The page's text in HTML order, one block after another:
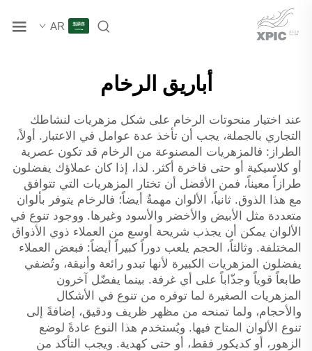
AR
أباريق الرخام
عند اختيار منحوتات الرخام على شكل مزهريات لنشاطك
التجاري بالجملة، يجب أن تأخذ عدة عوامل في الاعتبار. أولاً،
الطراز: فالمزهريات المصنوعة من الرخام قد تكون عصرية
أو كلاسيكية أو حتى فاخرة أكثر. لذا، إذا كان عملاؤك يفضلون
طرازاً معيناً، فمن الأفضل أن تختار المزهريات التي تتوافق
مع هذا الذوق. ثانياً، الألوان مهمةٌ أيضاً؛ فالرخام يتوفر بألوان
متعددة مثل الأبيض والأخضر والأسود وغيرها. ووجود تنوع في
الألوان يمكن أن يجذب شريحة أوسع من العملاء ذوي الأذواق
المختلفة. وثالثاً، الحجم يلعب دوراً كبيراً أيضاً: فبعض العملاء
يفضلون المزهريات الكبيرة لأنها تبدو رائعة وأنيقة، وتُضفي
طابعاً قوياً وجذّاباً على أي غرفة. بينما يفضّل آخرون
المزهريات الصغيرة لما توفره من تنوع في الأشكال
والأحجام، ولما تمنحه من مظهر ظريف ودقيق، إضافةً إلى
تنوع الألوان المتاح فيها. ويُستخدم هذا النوع عادةً لوضع
الزهور، أو كديكور فقط، أو حتى كهدية. ويجب التأكد من